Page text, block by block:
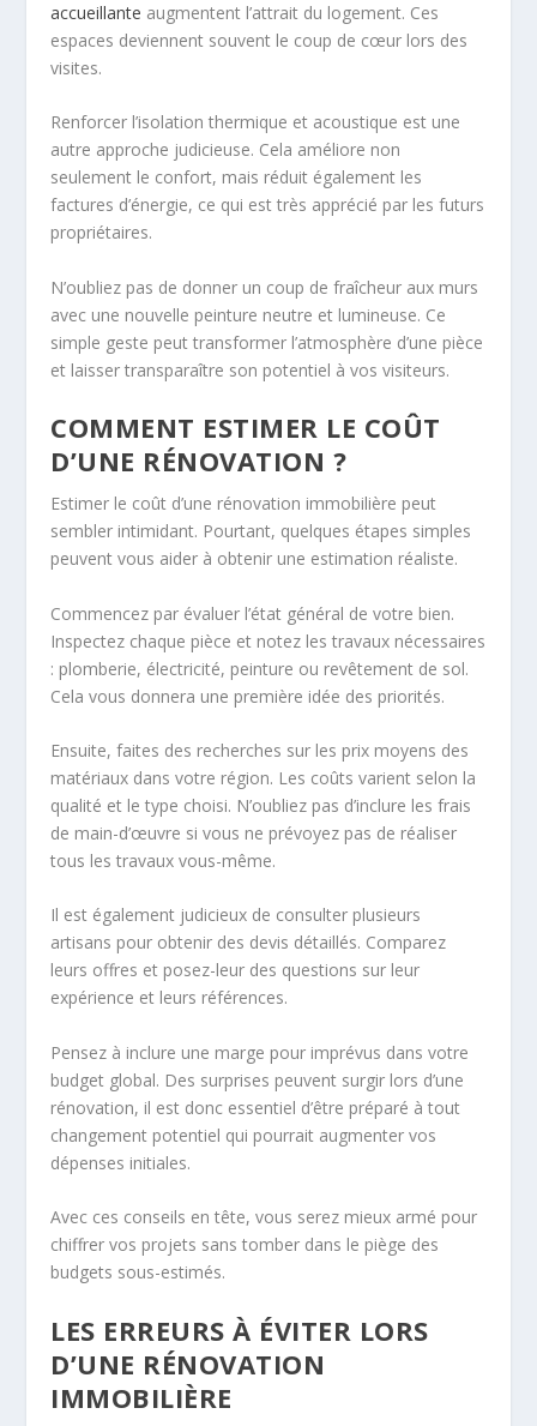
accueillante augmentent l’attrait du logement. Ces
espaces deviennent souvent le coup de cœur lors des
visites.
Renforcer l’isolation thermique et acoustique est une
autre approche judicieuse. Cela améliore non
seulement le confort, mais réduit également les
factures d’énergie, ce qui est très apprécié par les futurs
propriétaires.
N’oubliez pas de donner un coup de fraîcheur aux murs
avec une nouvelle peinture neutre et lumineuse. Ce
simple geste peut transformer l’atmosphère d’une pièce
et laisser transparaître son potentiel à vos visiteurs.
COMMENT ESTIMER LE COÛT
D’UNE RÉNOVATION ?
Estimer le coût d’une rénovation immobilière peut
sembler intimidant. Pourtant, quelques étapes simples
peuvent vous aider à obtenir une estimation réaliste.
Commencez par évaluer l’état général de votre bien.
Inspectez chaque pièce et notez les travaux nécessaires
: plomberie, électricité, peinture ou revêtement de sol.
Cela vous donnera une première idée des priorités.
Ensuite, faites des recherches sur les prix moyens des
matériaux dans votre région. Les coûts varient selon la
qualité et le type choisi. N’oubliez pas d’inclure les frais
de main-d’œuvre si vous ne prévoyez pas de réaliser
tous les travaux vous-même.
Il est également judicieux de consulter plusieurs
artisans pour obtenir des devis détaillés. Comparez
leurs offres et posez-leur des questions sur leur
expérience et leurs références.
Pensez à inclure une marge pour imprévus dans votre
budget global. Des surprises peuvent surgir lors d’une
rénovation, il est donc essentiel d’être préparé à tout
changement potentiel qui pourrait augmenter vos
dépenses initiales.
Avec ces conseils en tête, vous serez mieux armé pour
chiffrer vos projets sans tomber dans le piège des
budgets sous-estimés.
LES ERREURS À ÉVITER LORS
D’UNE RÉNOVATION
IMMOBILIÈRE